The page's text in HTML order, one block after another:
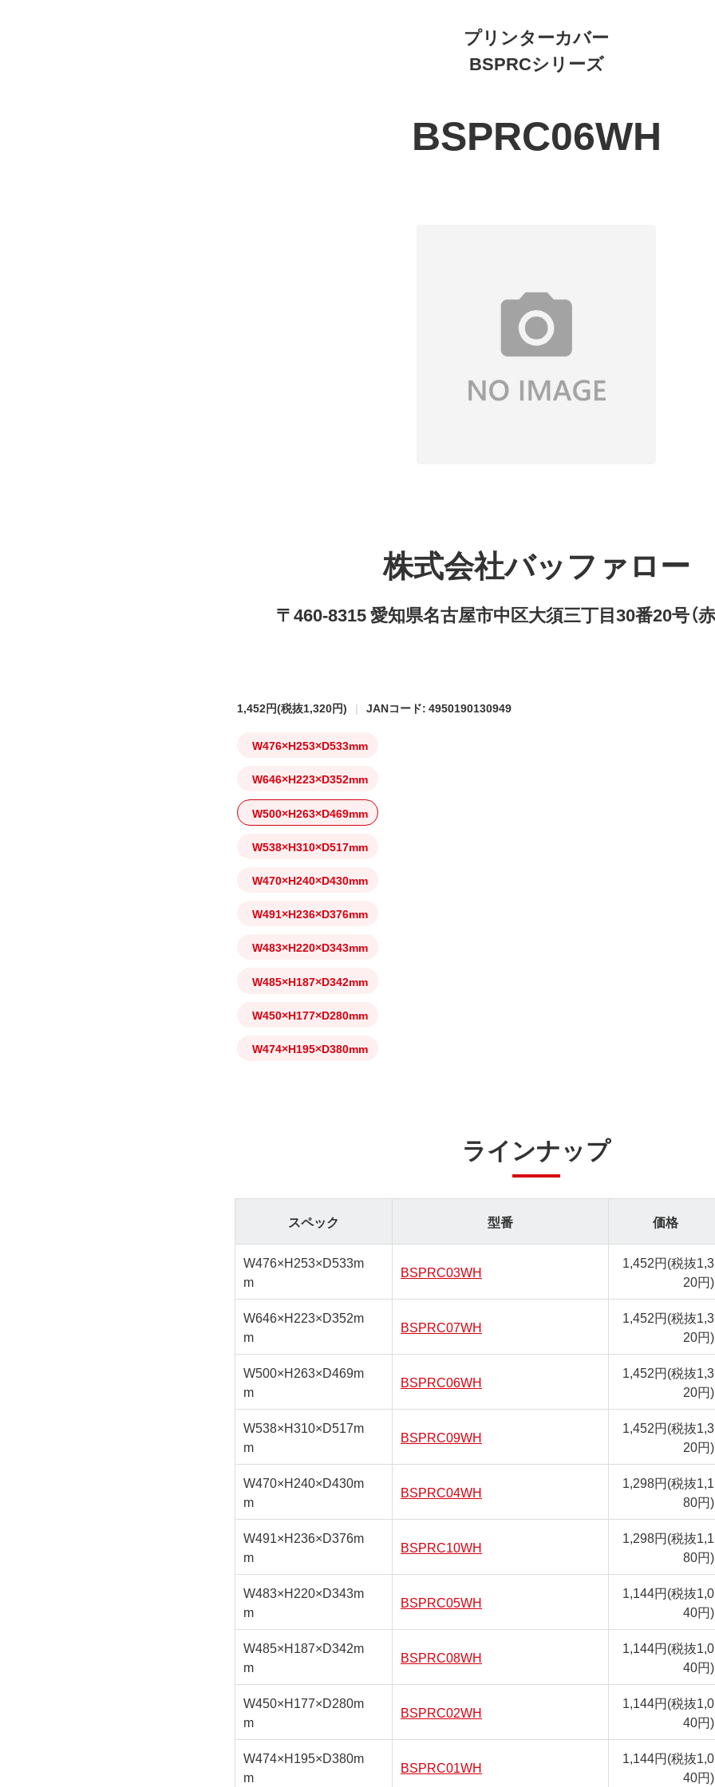
プリンターカバー
BSPRCシリーズ
BSPRC06WH
株式会社バッファロー
〒460-8315 愛知県名古屋市中区大須三丁目30番20号（
1,452円(税抜1,320円) JANコード: 4950190130949
W476×H253×D533mm
W646×H223×D352mm
W500×H263×D469mm
W538×H310×D517mm
W470×H240×D430mm
W491×H236×D376mm
W483×H220×D343mm
W485×H187×D342mm
W450×H177×D280mm
W474×H195×D380mm
ラインナップ
スペック 型番 価格
W476×H253×D533m
m
BSPRC03WH 1,452円(税抜1,3
20円)
W646×H223×D352m
m
BSPRC07WH 1,452円(税抜1,3
20円)
W500×H263×D469m
m
BSPRC06WH 1,452円(税抜1,3
20円)
W538×H310×D517m
m
BSPRC09WH 1,452円(税抜1,3
20円)
W470×H240×D430m
m
BSPRC04WH 1,298円(税抜1,1
80円)
W491×H236×D376m
m
BSPRC10WH 1,298円(税抜1,1
80円)
W483×H220×D343m
m
BSPRC05WH 1,144円(税抜1,0
40円)
W485×H187×D342m
m
BSPRC08WH 1,144円(税抜1,0
40円)
W450×H177×D280m
m
BSPRC02WH 1,144円(税抜1,0
40円)
W474×H195×D380m
m
BSPRC01WH 1,144円(税抜1,0
40円)